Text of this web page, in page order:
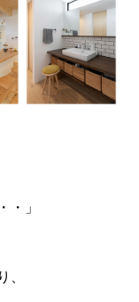
・」
、